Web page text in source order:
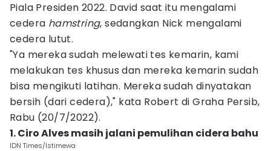
Piala Presiden 2022. David saat itu mengalami
cedera hamstring, sedangkan Nick mengalami
cedera lutut.
"Ya mereka sudah melewati tes kemarin, kami
melakukan tes khusus dan mereka kemarin sudah
bisa mengikuti latihan. Mereka sudah dinyatakan
bersih (dari cedera)," kata Robert di Graha Persib,
Rabu (20/7/2022).
1. Ciro Alves masih jalani pemulihan cidera bahu
IDN Times/Istimewa